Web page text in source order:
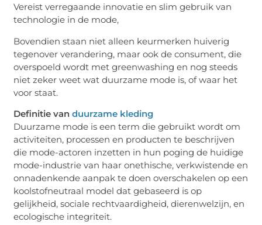
Vereist verregaande innovatie en slim gebruik van
technologie in de mode,
Bovendien staan niet alleen keurmerken huiverig
tegenover verandering, maar ook de consument, die
overspoeld wordt met greenwashing en nog steeds
niet zeker weet wat duurzame mode is, of waar het
voor staat.
Definitie vanduurzame kleding
Duurzame mode is een term die gebruikt wordt om
activiteiten, processen en producten te beschrijven
die mode-actoren inzetten in hun poging de huidige
mode-industrie van haar onethische, verkwistende en
onnadenkende aanpak te doen overschakelen op een
koolstofneutraal model dat gebaseerd is op
gelijkheid, sociale rechtvaardigheid, dierenwelzijn, en
ecologische integriteit.